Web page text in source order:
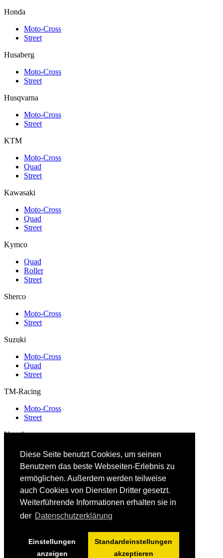
Diese Seite benutzt Cookies, um seinen
Benutzern das beste Webseiten-Erlebnis zu
ermöglichen. Außerdem werden teilweise
auch Cookies von Diensten Dritter gesetzt.
Weiterführende Informationen erhalten sie in
der Datenschutzerklärung
Einstellungen
anzeigen
Standardeinstellungen
akzeptieren
Honda
Moto-Cross
Street
Husaberg
Moto-Cross
Street
Husqvarna
Moto-Cross
Street
KTM
Moto-Cross
Quad
Street
Kawasaki
Moto-Cross
Quad
Street
Kymco
Quad
Roller
Street
Sherco
Moto-Cross
Street
Suzuki
Moto-Cross
Quad
Street
TM-Racing
Moto-Cross
Street
Yamaha
Moto-Cross
Roller
Street